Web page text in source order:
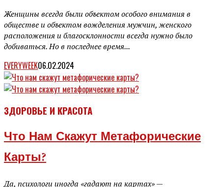
Женщины всегда были объектом особого внимания в
обществе и объектом вожделения мужчин, женского
расположения и благосклонности всегда нужно было
добиваться. Но в последнее время...
EVERYWEEK06.02.2024
ЗДОРОВЬЕ И КРАСОТА
Что Нам Скажут Метафорические
Карты?
Да, психологи иногда «гадают на картах» —